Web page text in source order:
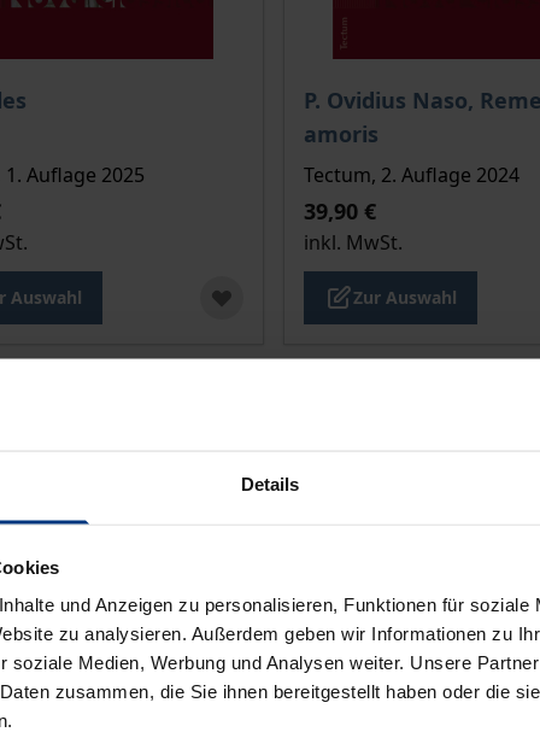
Details
und Anzeigen zu personalisieren, Funktionen für soziale
zu analysieren. Außerdem geben wir Informationen zu
soziale Medien, Werbung und Analysen weiter. Unsere
zusammen, die Sie ihnen bereitgestellt haben oder die
dieses Titels richtet sich nach der gewählten
Auflage 2025
Auswahl
P. Ovidius Naso,
amoris
Der Preis dieses Titels
Tectum, 2. Auflage 2024
39,90 €
inkl. MwSt.
Zur Auswahl